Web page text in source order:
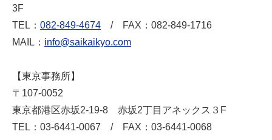
3F
TEL： 082-849-4674 / FAX：082-849-1716
MAIL： info@saikaikyo.com
【東京事務所】
〒107-0052
東京都港区赤坂2-19-8 赤坂2丁目アネックス３F
TEL：03-6441-0067 / FAX：03-6441-0068